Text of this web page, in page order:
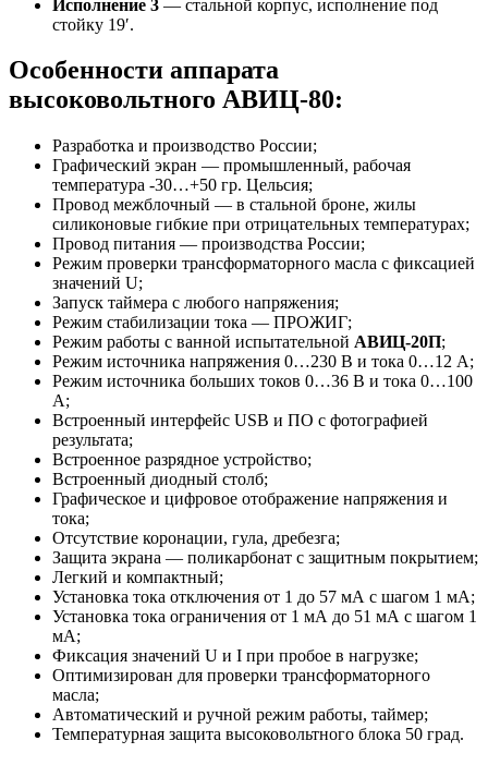
Исполнение 3 — стальной корпус, исполнение под
стойку 19′.
Особенности аппарата
высоковольтного АВИЦ-80:
Разработка и производство России;
Графический экран — промышленный, рабочая
температура -30…+50 гр. Цельсия;
Провод межблочный — в стальной броне, жилы
силиконовые гибкие при отрицательных температурах;
Провод питания — производства России;
Режим проверки трансформаторного масла с фиксацией
значений U;
Запуск таймера с любого напряжения;
Режим стабилизации тока — ПРОЖИГ;
Режим работы с ванной испытательной АВИЦ-20П;
Режим источника напряжения 0…230 В и тока 0…12 А;
Режим источника больших токов 0…36 В и тока 0…100
А;
Встроенный интерфейс USB и ПО с фотографией
результата;
Встроенное разрядное устройство;
Встроенный диодный столб;
Графическое и цифровое отображение напряжения и
тока;
Отсутствие коронации, гула, дребезга;
Защита экрана — поликарбонат с защитным покрытием;
Легкий и компактный;
Установка тока отключения от 1 до 57 мА с шагом 1 мА;
Установка тока ограничения от 1 мА до 51 мА с шагом 1
мА;
Фиксация значений U и I при пробое в нагрузке;
Оптимизирован для проверки трансформаторного
масла;
Автоматический и ручной режим работы, таймер;
Температурная защита высоковольтного блока 50 град.